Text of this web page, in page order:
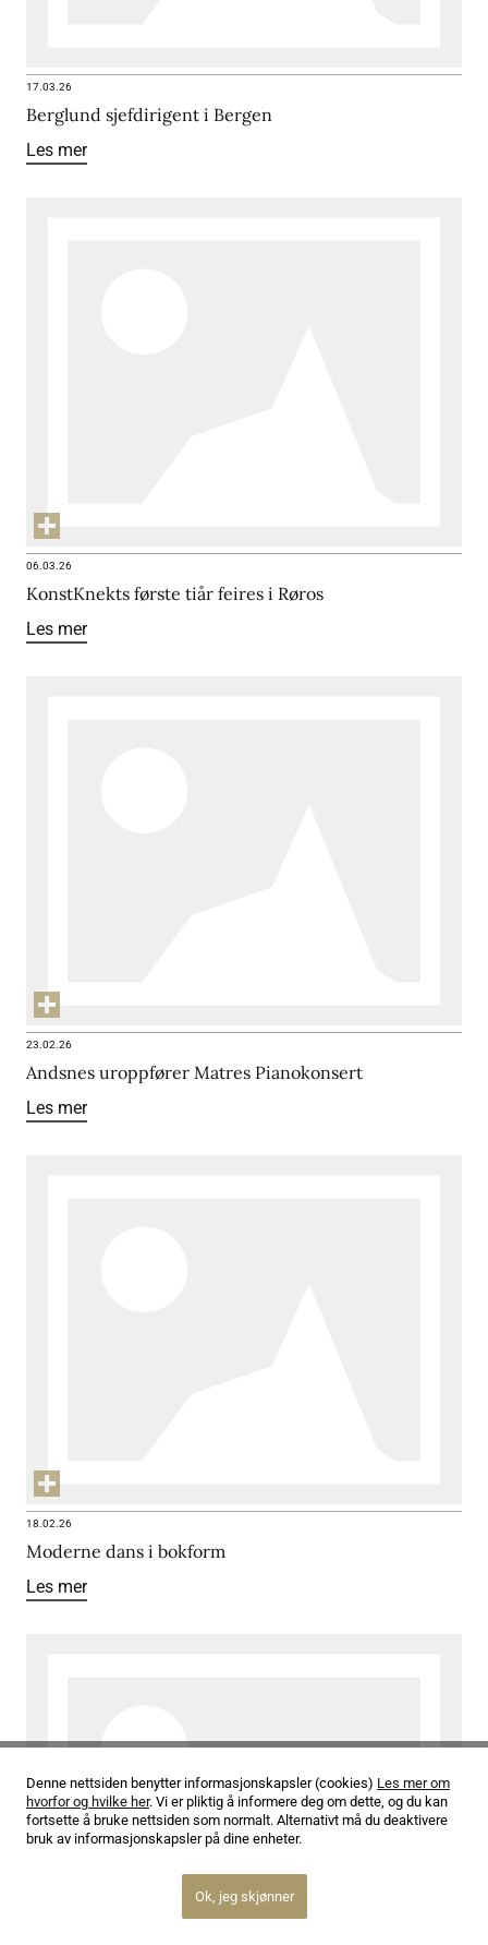
17.03.26
Berglund sjefdirigent i Bergen
Les mer
06.03.26
KonstKnekts første tiår feires i Røros
Les mer
23.02.26
Andsnes uroppfører Matres Pianokonsert
Les mer
18.02.26
Moderne dans i bokform
Les mer
Denne nettsiden benytter informasjonskapsler (cookies) Les mer om
hvorfor og hvilke her. Vi er pliktig å informere deg om dette, og du kan
fortsette å bruke nettsiden som normalt. Alternativt må du deaktivere
bruk av informasjonskapsler på dine enheter.
Ok, jeg skjønner